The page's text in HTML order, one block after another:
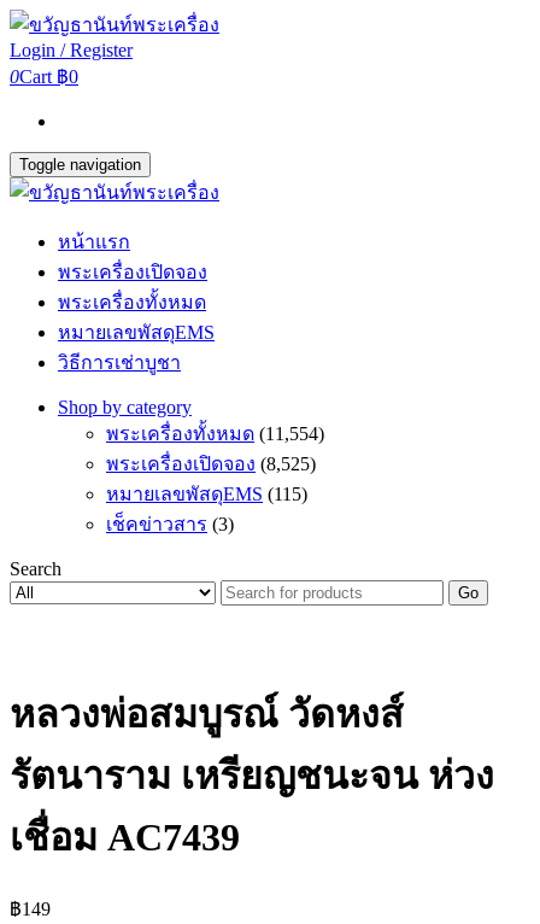
Login / Register
0Cart ฿0
Toggle navigation
หน้าแรก
พระเครื่องเปิดจอง
พระเครื่องทั้งหมด
หมายเลขพัสดุEMS
วิธีการเช่าบูชา
Shop by category
พระเครื่องทั้งหมด (11,554)
พระเครื่องเปิดจอง (8,525)
หมายเลขพัสดุEMS (115)
เช็คข่าวสาร (3)
Search
Go
หลวงพ่อสมบูรณ์ วัดหงส์
รัตนาราม เหรียญชนะจน ห่วง
เชื่อม AC7439
฿149